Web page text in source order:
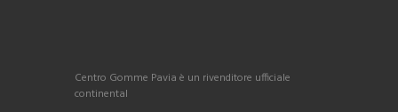
Centro Gomme Pavia è un rivenditore ufficiale
continental